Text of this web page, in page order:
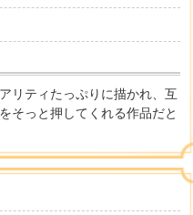
リティたっぷりに描かれ、互
そっと押してくれる作品だと